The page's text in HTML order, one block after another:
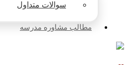
سوالات متداول
مطالب مشاوره مدرسه